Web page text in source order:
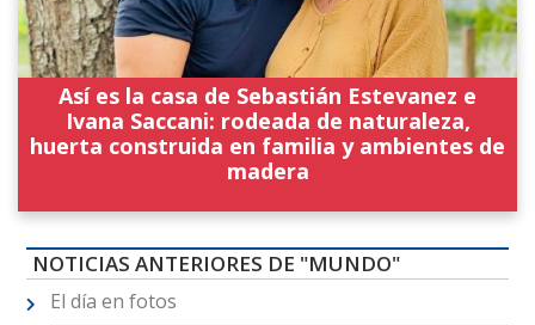
Así es la casa de Sebastián Estevanez e
Ivana Saccani: rodeada de naturaleza,
huerta construida en familia y ambientes de
madera
NOTICIAS ANTERIORES DE "MUNDO"
El día en fotos